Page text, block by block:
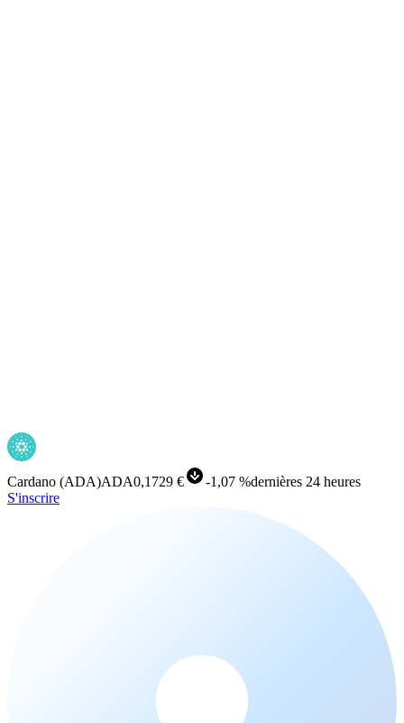
Cardano (ADA)ADA0,1729 € -1,07 %dernières 24 heures
S'inscrire